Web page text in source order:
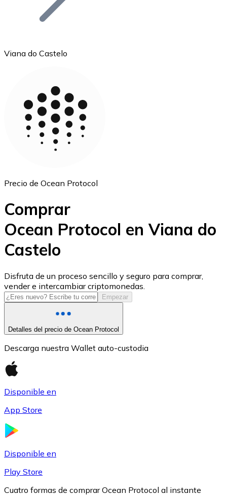
Ethereum
ETH
USD Coin
USDC
Viana do Castelo
Precio de Ocean Protocol
Comprar
Ocean Protocol en Viana do
Castelo
Disfruta de un proceso sencillo y seguro para comprar,
vender e intercambiar criptomonedas.
Empezar
Detalles del precio de Ocean Protocol
Descarga nuestra Wallet auto-custodia
Disponible en
App Store
Disponible en
Play Store
Cuatro formas de comprar Ocean Protocol al instante